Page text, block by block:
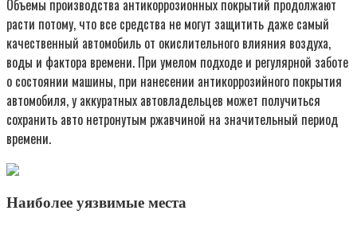
Объемы производства антикоррозионных покрытий продолжают
расти потому, что все средства не могут защитить даже самый
качественный автомобиль от окислительного влияния воздуха,
воды и фактора времени. При умелом подходе и регулярной заботе
о состоянии машины, при нанесении антикоррозийного покрытия
автомобиля, у аккуратных автовладельцев может получиться
сохранить авто нетронутым ржавчиной на значительный период
времени.
Наиболее уязвимые места